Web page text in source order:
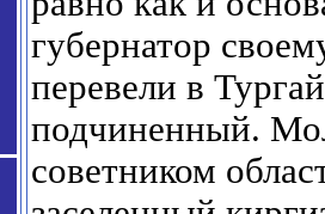
губернатор
перевели в
подчиненный.
советником